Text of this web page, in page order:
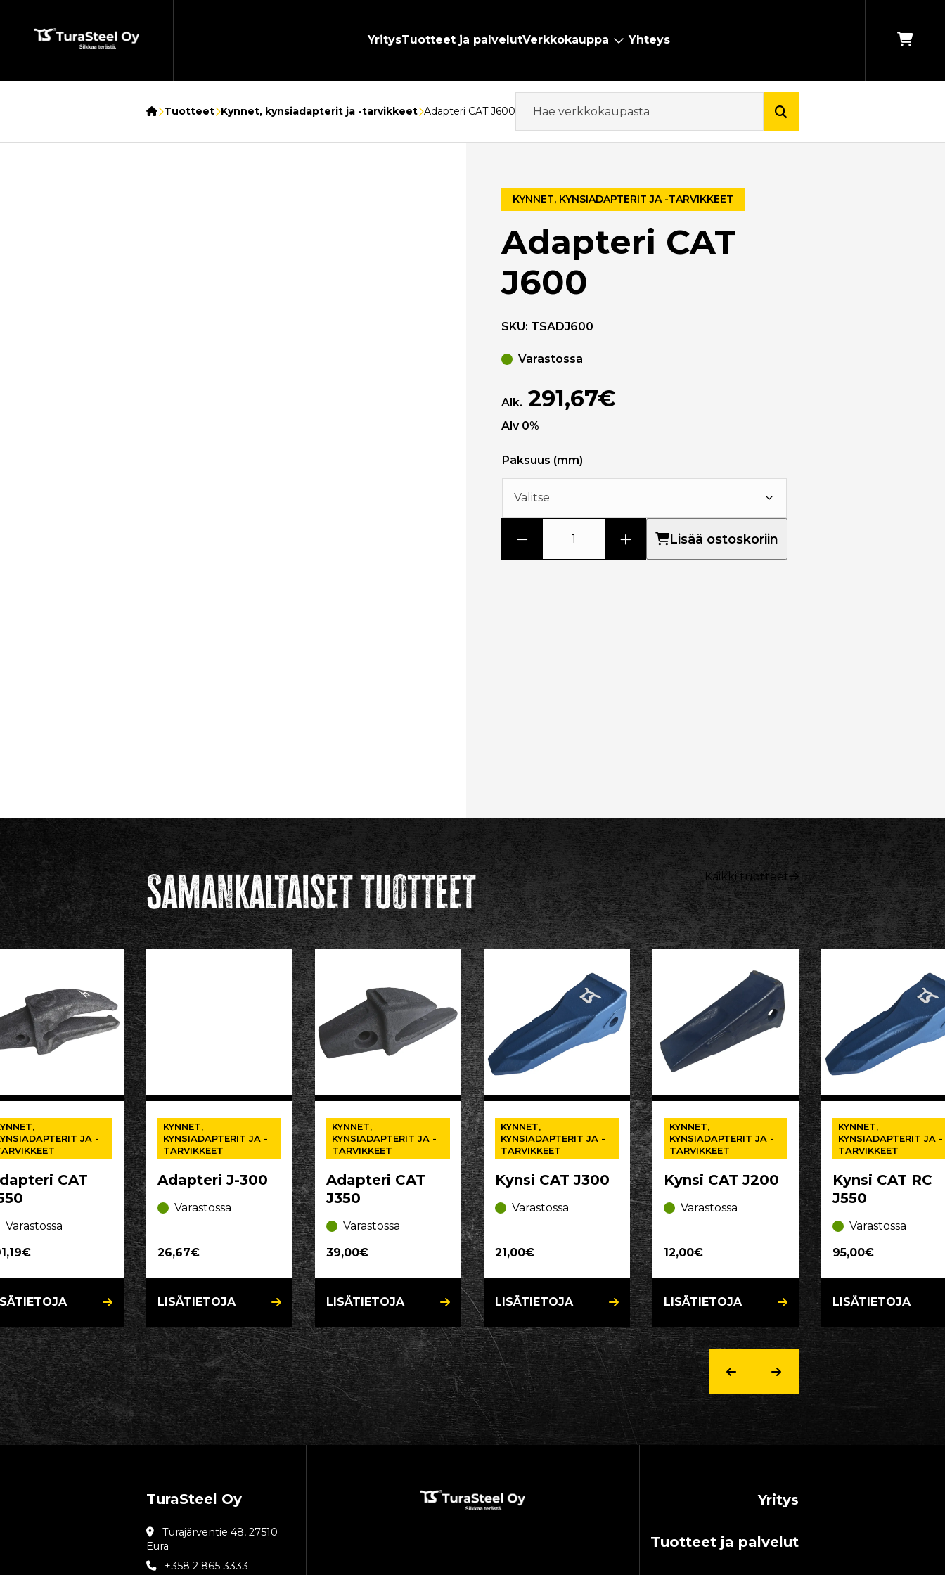
YritysTuotteet ja palvelutVerkkokauppa Yhteys
Etusivu
Tuotteet Kynnet, kynsiadapterit ja -tarvikkeet Adapteri CAT J600
KYNNET, KYNSIADAPTERIT JA -TARVIKKEET
Adapteri CAT
J600
SKU: TSADJ600
Varastossa
Alk. 291,67€
Alv 0%
Paksuus (mm)
Lisää ostoskoriin
Samankaltaiset tuotteet Kaikki tuotteet
CAT
JA -
Varastossa
Adapteri J-300
KYNNET,
KYNSIADAPTERIT JA -
TARVIKKEET
Varastossa
26,67€
LISÄTIETOJA
Adapteri CAT
J350
KYNNET,
KYNSIADAPTERIT JA -
TARVIKKEET
Varastossa
39,00€
LISÄTIETOJA
Kynsi CAT J300
KYNNET,
KYNSIADAPTERIT JA -
TARVIKKEET
Varastossa
21,00€
LISÄTIETOJA
Kynsi CAT J200
KYNNET,
KYNSIADAPTERIT JA -
TARVIKKEET
Varastossa
12,00€
LISÄTIETOJA
Kynsi CAT RC
J550
KYNNET,
KYNSIADAPTERIT JA -
TARVIKKEET
Varastossa
95,00€
LISÄTIETOJA
TuraSteel Oy
Turajärventie 48, 27510
Eura
+358 2 865 3333
Yritys
Tuotteet ja palvelut